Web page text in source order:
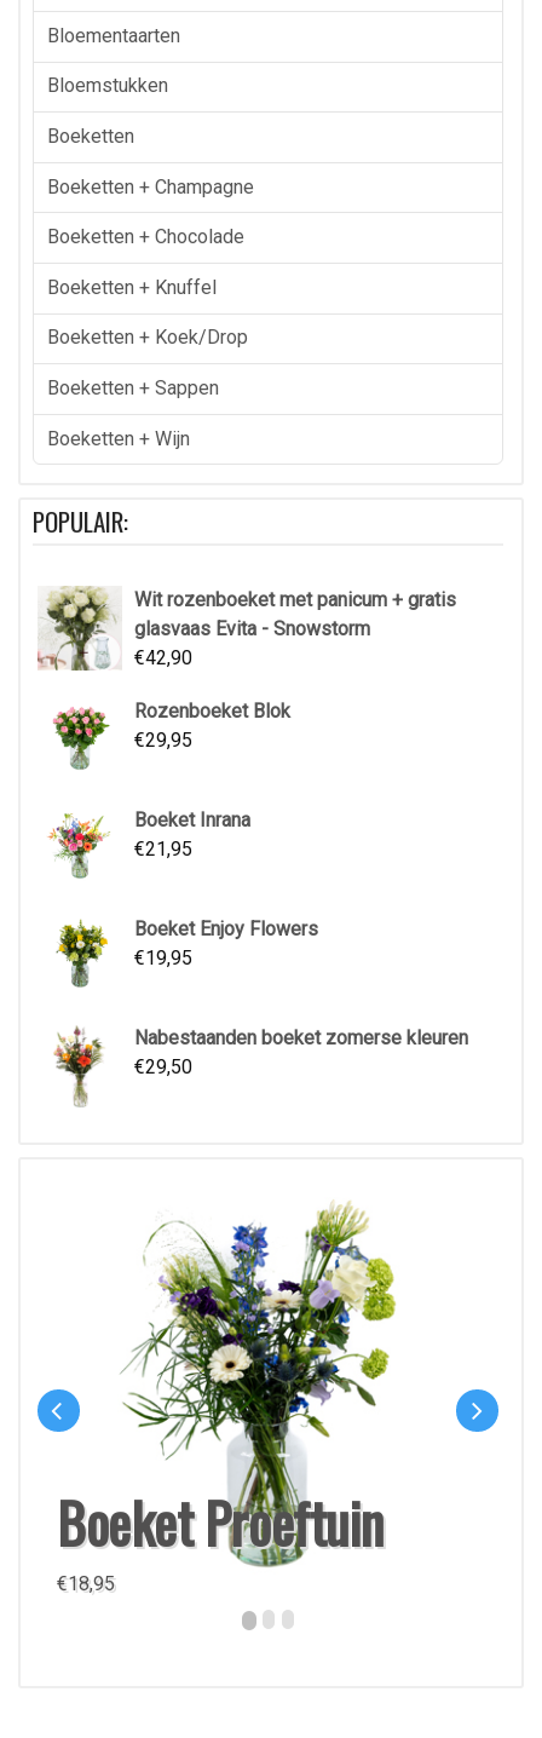
Bloementaarten
Bloemstukken
Boeketten
Boeketten + Champagne
Boeketten + Chocolade
Boeketten + Knuffel
Boeketten + Koek/drop
Boeketten + Sappen
Boeketten + Wijn
POPULAIR:
Wit rozenboeket met panicum + gratis
glasvaas Evita - Snowstorm
€42,90
Rozenboeket Blok
€29,95
Boeket Inrana
€21,95
Boeket Enjoy Flowers
€19,95
Nabestaanden boeket zomerse kleuren
€29,50
Boeket Proeftuin
€18,95